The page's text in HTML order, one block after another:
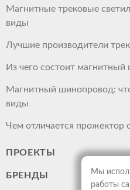
Магнитные трековые
виды
Лучшие производители
Из чего состоит
Магнитный шинопровод:
виды
Чем отличается прожектор
ПРОЕКТЫ
БРЕНДЫ
Мы
работы